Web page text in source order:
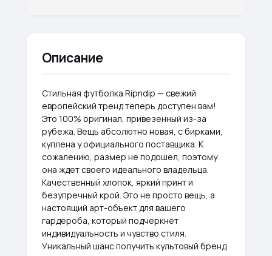
Описание
Стильная футболка Ripndip — свежий
европейский тренд теперь доступен вам!
Это 100% оригинал, привезенный из-за
рубежа. Вещь абсолютно новая, с бирками,
куплена у официального поставщика. К
сожалению, размер не подошел, поэтому
она ждет своего идеального владельца.
Качественный хлопок, яркий принт и
безупречный крой. Это не просто вещь, а
настоящий арт-объект для вашего
гардероба, который подчеркнет
индивидуальность и чувство стиля.
Уникальный шанс получить культовый бренд